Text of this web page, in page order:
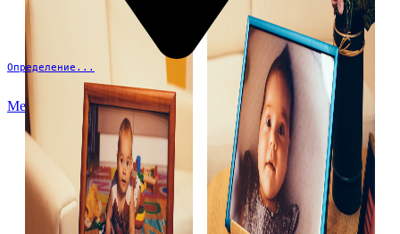
Определение...
Меню